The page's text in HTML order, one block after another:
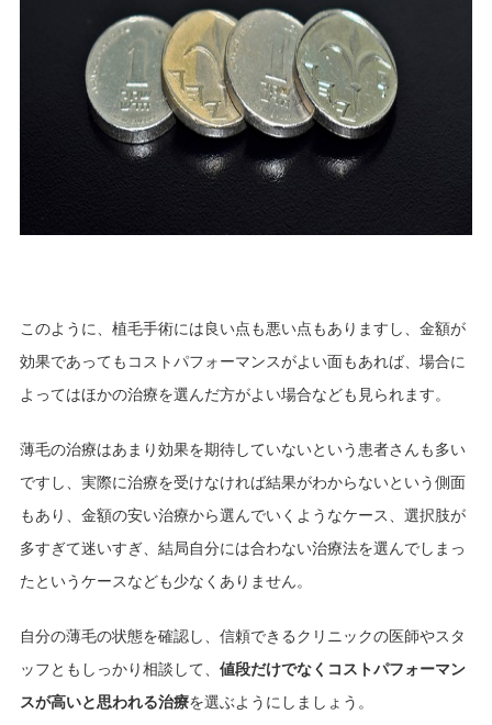
このように、植毛手術には良い点も悪い点もありますし、金額が
効果であってもコストパフォーマンスがよい面もあれば、場合に
よってはほかの治療を選んだ方がよい場合なども見られます。
薄毛の治療はあまり効果を期待していないという患者さんも多い
ですし、実際に治療を受けなければ結果がわからないという側面
もあり、金額の安い治療から選んでいくようなケース、選択肢が
多すぎて迷いすぎ、結局自分には合わない治療法を選んでしまっ
たというケースなども少なくありません。
自分の薄毛の状態を確認し、信頼できるクリニックの医師やスタ
ッフともしっかり相談して、 値段だけでなくコストパフォーマン
スが高いと思われる治療を選ぶようにしましょう。